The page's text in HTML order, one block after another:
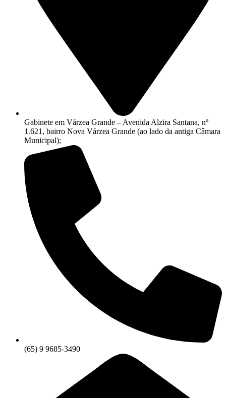
Gabinete em Várzea Grande – Avenida Alzira Santana, nº
1.621, bairro Nova Várzea Grande (ao lado da antiga Câmara
Municipal);
(65) 9 9685-3490